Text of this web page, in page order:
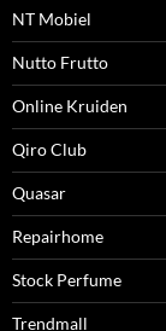
NT Mobiel
Nutto Frutto
Online Kruiden
Qiro Club
Quasar
Repairhome
Stock Perfume
Trendmall